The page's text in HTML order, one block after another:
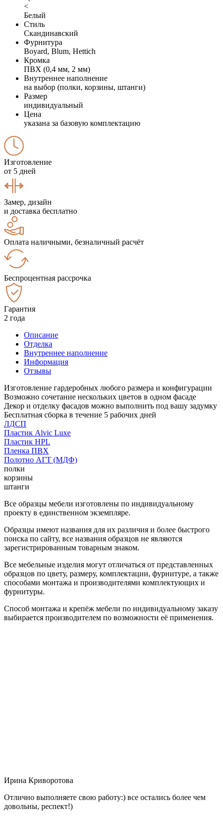
<
Белый
Стиль
Скандинавский
Фурнитура
Boyard, Blum, Hettich
Кромка
ПВХ (0,4 мм, 2 мм)
Внутреннее наполнение
на выбор (полки, корзины, штанги)
Размер
индивидуальный
Цена
указана за базовую комплектацию
Изготовление
от 5 дней
Замер, дизайн
и доставка бесплатно
Оплата наличными, безналичный расчёт
Беспроцентная рассрочка
Гарантия
2 года
Описание
Отделка
Внутреннее наполнение
Информация
Отзывы
Изготовление гардеробных любого размера и конфигурации
Возможно сочетание нескольких цветов в одном фасаде
Декор и отделку фасадов можно выполнить под вашу задумку
Бесплатная сборка в течение 5 рабочих дней
ЛДСП
Пластик Alvic Luxe
Пластик HPL
Пленка ПВХ
Полотно АГТ (МДФ)
полки
корзины
штанги
Все образцы мебели изготовлены по индивидуальному
проекту в единственном экземпляре.
Образцы имеют названия для их различия и более быстрого
поиска по сайту, все названия образцов не являются
зарегистрированным товарным знаком.
Все мебельные изделия могут отличаться от представленных
образцов по цвету, размеру, комплектации, фурнитуре, а также
способами монтажа и производителями комплектующих и
фурнитуры.
Способ монтажа и крепёж мебели по индивидуальному заказу
выбирается производителем по возможности её применения.
Ирина Криворотова
Отлично выполняете свою работу:) все остались более чем
довольны, респект!)